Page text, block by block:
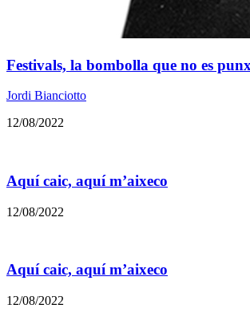
Festivals, la bombolla que no es
Jordi Bianciotto
12/08/2022
Aquí caic, aquí m’aixeco
12/08/2022
Aquí caic, aquí m’aixeco
12/08/2022